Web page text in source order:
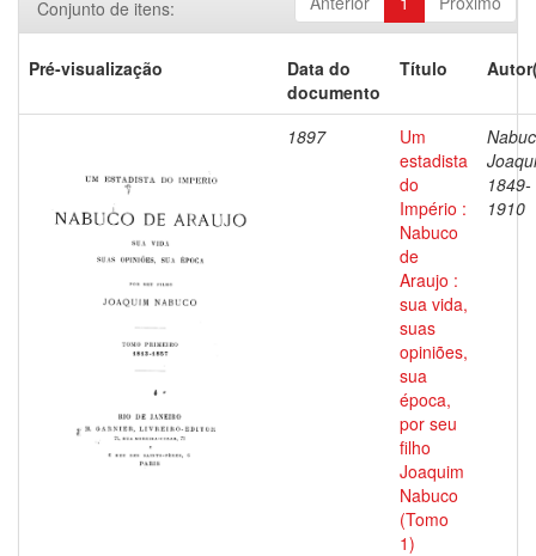
Conjunto de itens:
Pré-visualização
Data do
documento
Título
1897
Um
estadista
do
Império :
Nabuco
de
Araujo :
sua vida,
suas
opiniões,
sua
época,
por seu
filho
Joaquim
Nabuco
(Tomo
1)
1849-
1910